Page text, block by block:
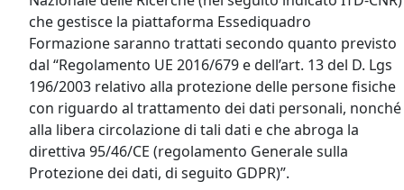
che gestisce la piattaforma Essediquadro
Formazione saranno trattati secondo quanto previsto
dal “Regolamento UE 2016/679 e dell’art. 13 del D. Lgs
196/2003 relativo alla protezione delle persone fisiche
con riguardo al trattamento dei dati personali, nonché
alla libera circolazione di tali dati e che abroga la
direttiva 95/46/CE (regolamento Generale sulla
Protezione dei dati, di seguito GDPR)”.